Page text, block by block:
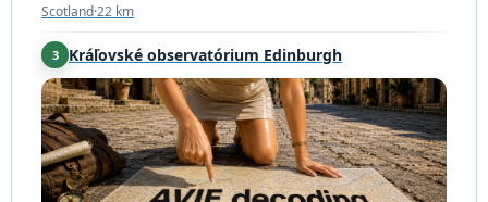
Scotland·22 km
3 Kráľovské observatórium Edinburgh
Scotland·23 km